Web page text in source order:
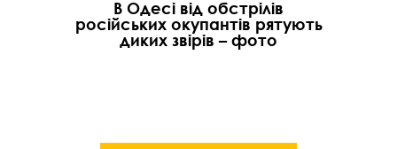
В Одесі від обстрілів
російських окупантів рятують
диких звірів – фото